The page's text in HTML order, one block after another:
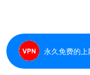
永久免费的